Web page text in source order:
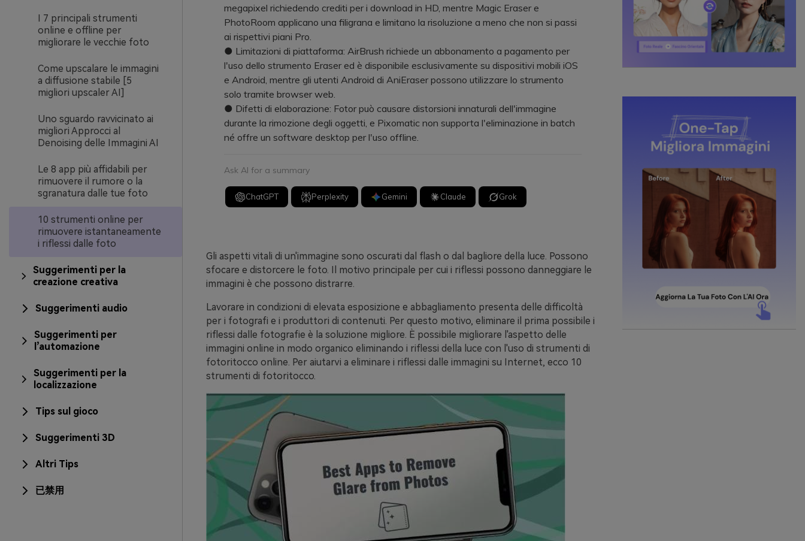
I 7 principali strumenti
online e offline per
migliorare le vecchie foto
Come upscalare le immagini
a diffusione stabile [5
migliori upscaler AI]
Uno sguardo ravvicinato ai
migliori Approcci al
Denoising delle Immagini AI
Le 8 app più affidabili per
rimuovere il rumore o la
sgranatura dalle tue foto
10 strumenti online per
rimuovere istantaneamente
i riflessi dalle foto
Suggerimenti per la
creazione creativa
Suggerimenti audio
Suggerimenti per
l’automazione
Suggerimenti per la
localizzazione
Tips sul gioco
Suggerimenti 3D
Altri Tips
已禁用
megapixel richiedendo crediti per i download in HD, mentre Magic Eraser e
PhotoRoom applicano una filigrana e limitano la risoluzione a meno che non si passi
ai rispettivi piani Pro.
● Limitazioni di piattaforma: AirBrush richiede un abbonamento a pagamento per
l'uso dello strumento Eraser ed è disponibile esclusivamente su dispositivi mobili iOS
e Android, mentre gli utenti Android di AniEraser possono utilizzare lo strumento
solo tramite browser web.
● Difetti di elaborazione: Fotor può causare distorsioni innaturali dell'immagine
durante la rimozione degli oggetti, e Pixomatic non supporta l'eliminazione in batch
né offre un software desktop per l'uso offline.
Ask AI for a summary
ChatGPT Perplexity Gemini Claude Grok
Gli aspetti vitali di un'immagine sono oscurati dal flash o dal bagliore della luce. Possono
sfocare e distorcere le foto. Il motivo principale per cui i riflessi possono danneggiare le
immagini è che possono distrarre.
Lavorare in condizioni di elevata esposizione e abbagliamento presenta delle difficoltà
per i fotografi e i produttori di contenuti. Per questo motivo, eliminare il prima possibile i
riflessi dalle fotografie è la soluzione migliore. È possibile migliorare l'aspetto delle
immagini online in modo organico eliminando i riflessi della luce con l'uso di strumenti di
fotoritocco online. Per aiutarvi a eliminare i riflessi dalle immagini su Internet, ecco 10
strumenti di fotoritocco.